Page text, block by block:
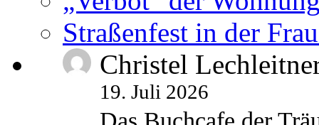
Straßenfest in der
Christel
19. Juli 2026